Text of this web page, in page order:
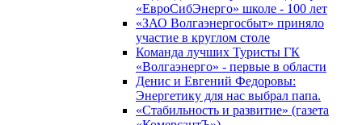
«ЕвроСибЭнерго» школе - 100 лет
«ЗАО Волгаэнергосбыт» приняло
участие в круглом столе
Команда лучших Туристы ГК
«Волгаэнерго» - первые в области
Денис и Евгений Федоровы:
Энергетику для нас выбрал папа.
«Стабильность и развитие» (газета